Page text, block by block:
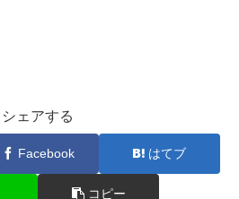
シェアする
Facebook はてブ
コピー